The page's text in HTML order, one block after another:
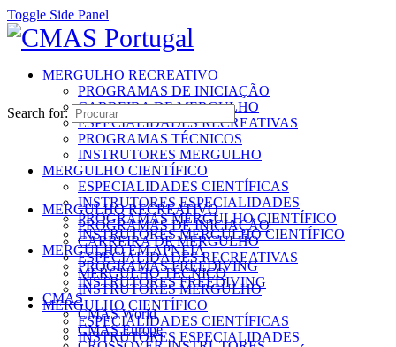
Toggle Side Panel
MERGULHO RECREATIVO
PROGRAMAS DE INICIAÇÃO
CARREIRA DE MERGULHO
ESPECIALIDADES RECREATIVAS
PROGRAMAS TÉCNICOS
INSTRUTORES MERGULHO
MERGULHO CIENTÍFICO
ESPECIALIDADES CIENTÍFICAS
INSTRUTORES ESPECIALIDADES
PROGRAMAS MERGULHO CIENTÍFICO
INSTRUTORES MERGULHO CIENTÍFICO
MERGULHO EM APNEIA
PROGRAMAS FREEDIVING
INSTRUTORES FREEDIVING
CMAS
CMAS World
CMAS Europe
Search for:
MERGULHO RECREATIVO
PROGRAMAS DE INICIAÇÃO
CARREIRA DE MERGULHO
ESPECIALIDADES RECREATIVAS
MERGULHO TÉCNICO
INSTRUTORES MERGULHO
MERGULHO CIENTÍFICO
ESPECIALIDADES CIENTÍFICAS
INSTRUTORES ESPECIALIDADES